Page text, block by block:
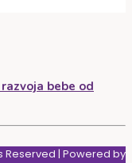
bebe od
Reserved | Powered by